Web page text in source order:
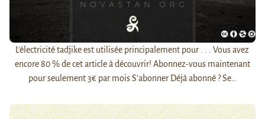
L'électricité tadjike est utilisée principalement pour . . . Vous avez
encore 80 % de cet article à découvrir! Abonnez-vous maintenant
pour seulement 3€ par mois S’abonner Déjà abonné ? Se…